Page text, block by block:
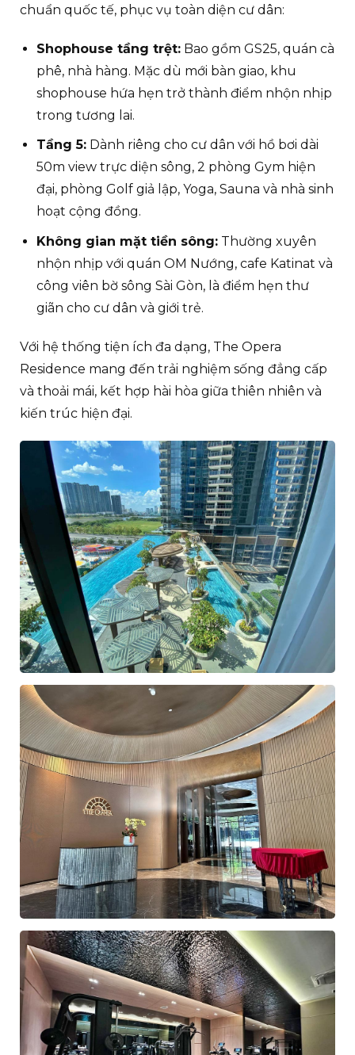
chuẩn quốc tế, phục vụ toàn diện cư dân:
Shophouse tầng trệt:Bao gồm GS25, quán cà
phê, nhà hàng. Mặc dù mới bàn giao, khu
shophouse hứa hẹn trở thành điểm nhộn nhịp
trong tương lai.
Tầng 5:Dành riêng cho cư dân với hồ bơi dài
50m view trực diện sông, 2 phòng Gym hiện
đại, phòng Golf giả lập, Yoga, Sauna và nhà sinh
hoạt cộng đồng.
Không gian mặt tiền sông:Thường xuyên
nhộn nhịp với quán OM Nướng, cafe Katinat và
công viên bờ sông Sài Gòn, là điểm hẹn thư
giãn cho cư dân và giới trẻ.
Với hệ thống tiện ích đa dạng, The Opera
Residence mang đến trải nghiệm sống đẳng cấp
và thoải mái, kết hợp hài hòa giữa thiên nhiên và
kiến trúc hiện đại.